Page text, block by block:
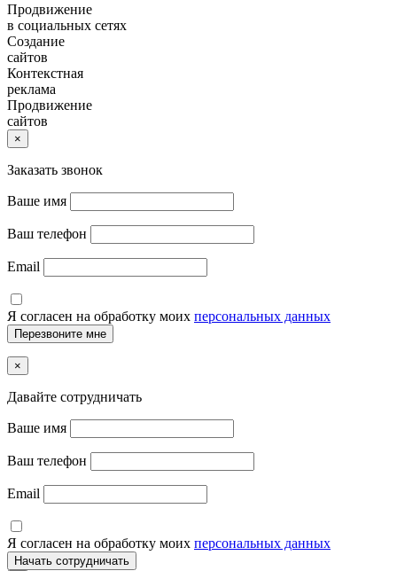
Продвижение
в социальных сетях
Создание
сайтов
Контекстная
реклама
Продвижение
сайтов
×
Заказать звонок
Ваше имя
Ваш телефон
Email
Я согласен на обработку моих персональных данных
×
Давайте сотрудничать
Ваше имя
Ваш телефон
Email
Я согласен на обработку моих персональных данных